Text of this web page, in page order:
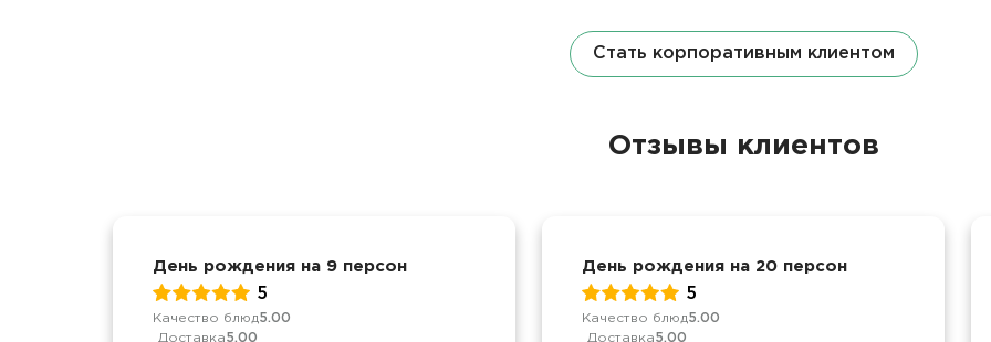
Стать корпоративным клиентом
Отзывы клиентов
День рождения на 9 персон
5
Качество блюд5.00
Доставка5.00
День рождения на 20 персон
5
Качество блюд5.00
Доставка5.00